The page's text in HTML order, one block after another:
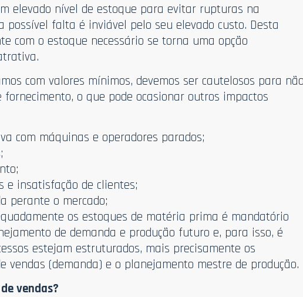
elevado nível de estoque para evitar rupturas na
possível falta é inviável pelo seu elevado custo. Desta
com o estoque necessário se torna uma opção
com valores mínimos, devemos ser cautelosos para
o que pode ocasionar outros impactos
com máquinas e operadores parados;
e insatisfação de clientes;
perante o mercado;
os estoques de matéria prima é mandatório
de demanda e produção futuro e, para isso, é
estejam estruturados, mais precisamente os
vendas (demanda) e o planejamento mestre de produção.
vendas?